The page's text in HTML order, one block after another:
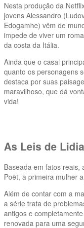
Nesta produção da
jovens Alessandro
Edogamhe) vêm de
impede de viver um
da costa da Itália.
Ainda que o casal
quanto os personagens
destaca por suas
maravilhoso, que dá
vida!
As Leis de
Baseada em fatos reais,
Poët, a primeira mulher
Além de contar com a
a série trata de
antigos e
renovada para uma